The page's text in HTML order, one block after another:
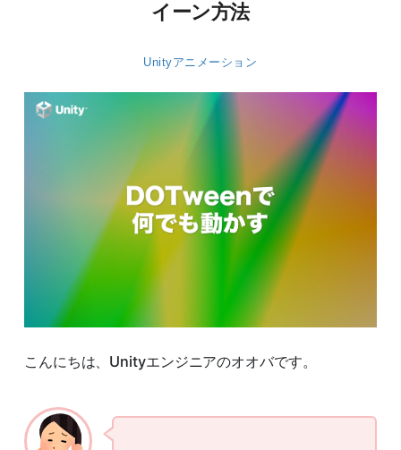
イーン方法
Unityアニメーション
こんにちは、Unityエンジニアのオオバです。